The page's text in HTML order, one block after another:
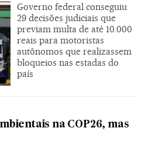
Governo federal conseguiu
29 decisões judiciais que
previam multa de até 10.000
reais para motoristas
autônomos que realizassem
bloqueios nas estadas do
país
na COP26, mas